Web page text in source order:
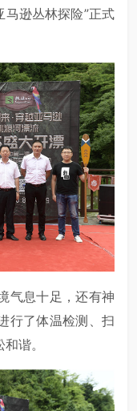
逊丛林探险”正式
气息十足，还有神
行了体温检测、扫
谐。